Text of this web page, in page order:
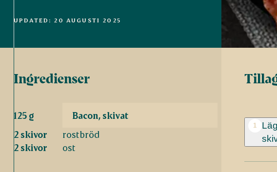
UPDATED: 20 AUGUSTI 2025
Ingredienser
125 g
Bacon, skivat
2 skivor
rostbröd
2 skivor
ost
1